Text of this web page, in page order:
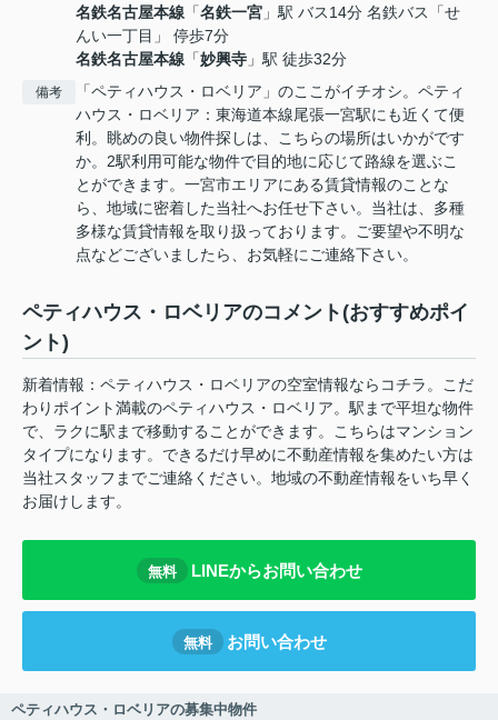
名鉄名古屋本線 「名鉄一宮 」駅 バス14分 名鉄バス「せ
んい一丁目」 停歩7分
名鉄名古屋本線 「妙興寺 」駅 徒歩32分
備考
「ペティハウス・ロベリア」のここがイチオシ。ペティ
ハウス・ロベリア：東海道本線尾張一宮駅にも近くて便
利。眺めの良い物件探しは、こちらの場所はいかがです
か。2駅利用可能な物件で目的地に応じて路線を選ぶこ
とができます。一宮市エリアにある賃貸情報のことな
ら、地域に密着した当社へお任せ下さい。当社は、多種
多様な賃貸情報を取り扱っております。ご要望や不明な
点などございましたら、お気軽にご連絡下さい。
ペティハウス・ロベリアのコメント(おすすめポイ
ント)
新着情報：ペティハウス・ロベリアの空室情報ならコチラ。こだ
わりポイント満載のペティハウス・ロベリア。駅まで平坦な物件
で、ラクに駅まで移動することができます。こちらはマンション
タイプになります。できるだけ早めに不動産情報を集めたい方は
当社スタッフまでご連絡ください。地域の不動産情報をいち早く
お届けします。
無料 LINEからお問い合わせ
無料 お問い合わせ
ペティハウス・ロベリアの募集中物件